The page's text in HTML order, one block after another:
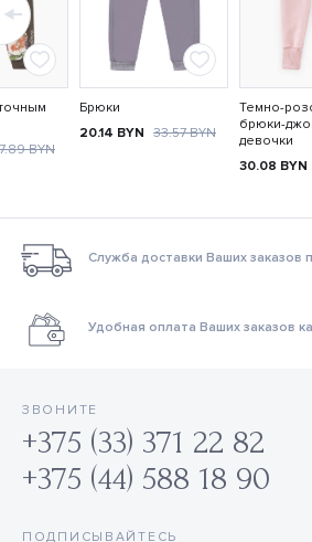
BYN
Брюки
20.14 BYN 33.57BYN
Темно-
брюки-
девочки
30.08 BYN
Служба доставки Ваших заказов
Удобная оплата Ваших заказов
ЗВОНИТЕ
+375 (33) 371 22 82
+375 (44) 588 18 90
ПОДПИСЫВАЙТЕСЬ